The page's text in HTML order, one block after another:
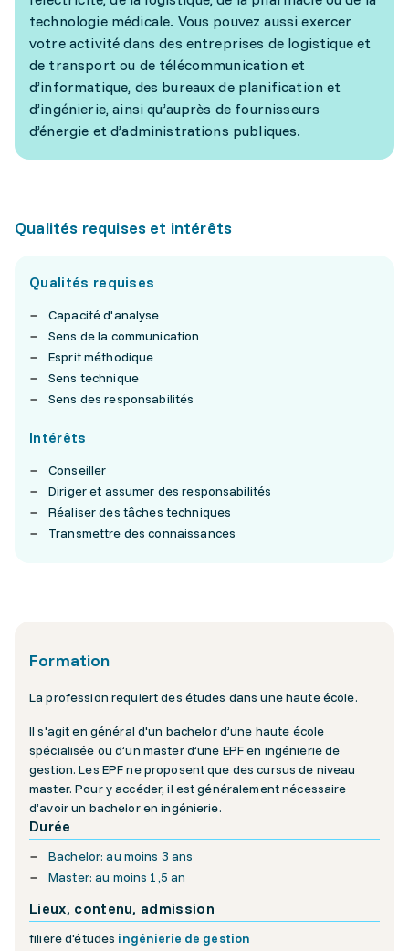
technologie médicale. Vous pouvez aussi exercer
votre activité dans des entreprises de logistique et
de transport ou de télécommunication et
d’informatique, des bureaux de planification et
d’ingénierie, ainsi qu’auprès de fournisseurs
d’énergie et d’administrations publiques.
Qualités requises et intérêts
Qualités requises
Capacité d'analyse
Sens de la communication
Esprit méthodique
Sens technique
Sens des responsabilités
Intérêts
Conseiller
Diriger et assumer des responsabilités
Réaliser des tâches techniques
Transmettre des connaissances
Formation
La profession requiert des études dans une haute école.
Il s'agit en général d'un bachelor d’une haute école
spécialisée ou d’un master d’une EPF en ingénierie de
gestion. Les EPF ne proposent que des cursus de niveau
master. Pour y accéder, il est généralement nécessaire
d’avoir un bachelor en ingénierie.
Durée
Bachelor: au moins 3 ans
Master: au moins 1,5 an
Lieux, contenu, admission
filière d'études ingénierie de gestion